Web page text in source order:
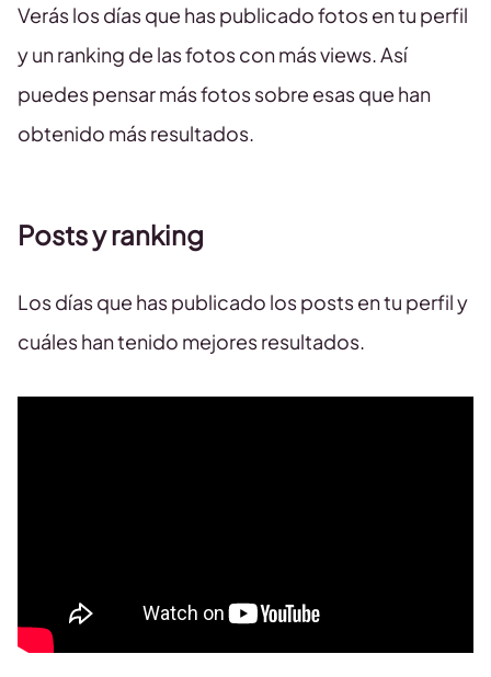
Verás los días que has publicado fotos en tu perfil
y un ranking de las fotos con más views. Así
puedes pensar más fotos sobre esas que han
obtenido más resultados.
Posts y ranking
Los días que has publicado los posts en tu perfil y
cuáles han tenido mejores resultados.